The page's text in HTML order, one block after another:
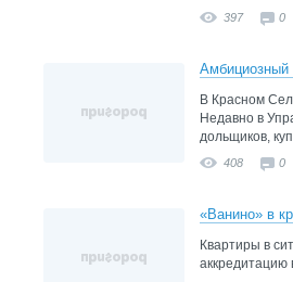
397 0
В Красном
Недавно в
дольщиков,
408 0
«Ванино» в
Квартиры в
аккредитацию